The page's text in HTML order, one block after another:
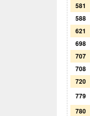
581
588
621
698
707
708
720
779
780